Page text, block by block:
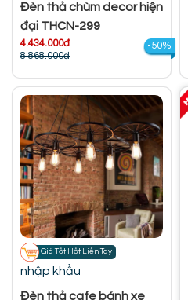
Đèn thả chùm decor hiện
đại THCN-299
4.434.000đ
8.868.000đ
-50%
Giá Tốt Hốt Liền Tay
nhập khẩu
Đèn thả cafe bánh xe